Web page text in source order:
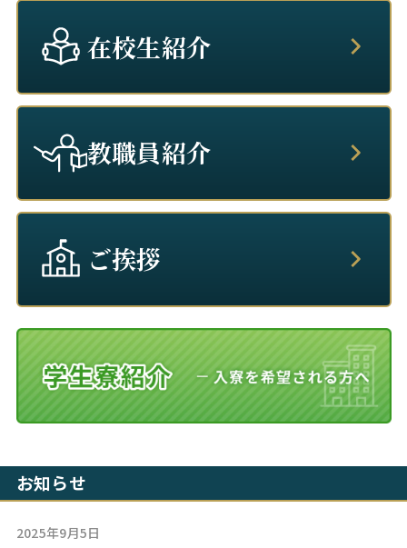
購買部 在校生紹介
教職員紹介
ご挨拶
お知らせ
2025年9月5日